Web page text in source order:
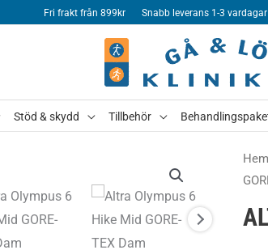
Fri frakt från 899kr Snabb leverans 1-3 vardagar
Stöd & skydd Tillbehör
Hem